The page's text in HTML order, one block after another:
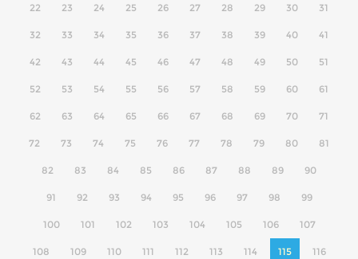
22 23 24 25 26 27 28 29 30 31
32 33 34 35 36 37 38 39 40 41
42 43 44 45 46 47 48 49 50 51
52 53 54 55 56 57 58 59 60 61
62 63 64 65 66 67 68 69 70 71
72 73 74 75 76 77 78 79 80 81
82 83 84 85 86 87 88 89 90
91 92 93 94 95 96 97 98 99
100 101 102 103 104 105 106 107
108 109 110 111 112 113 114 115 116